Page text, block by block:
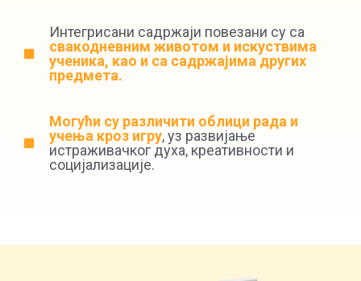
Интегрисани садржаји повезани су са
свакодневним животом и искуствима
ученика, као и са садржајима других
предмета.
Могући су различити облици рада и
учења кроз игру, уз развијање
истраживачког духа, креативности и
социјализације.